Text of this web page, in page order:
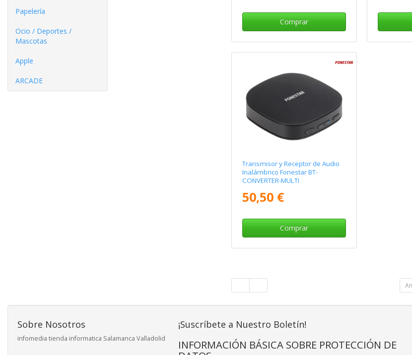
Papelería
Ocio / Deportes /
Mascotas
Apple
ARCADE
Comprar
Transmisor y Receptor de Audio
Inalámbrico Fonestar BT-
CONVERTER-MULTI
50,50 €
Comprar
Sobre Nosotros
infomedia tienda informatica Salamanca Valladolid
¡Suscríbete a Nuestro Boletín!
INFORMACIÓN BÁSICA SOBRE PROTECCIÓN DE